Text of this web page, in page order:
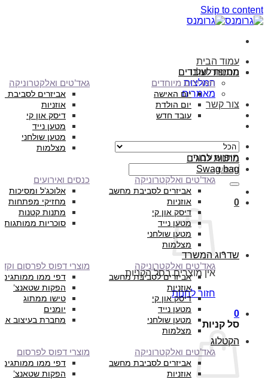
Skip to content
עמוד הבית
הסיפור שלנו
המלצות
מאמרים
צור קשר
חיפוש עבור:
0
אין מוצרים בסל הקניות.
חזור לחנות
0
סל קניות
מתנות לעובדים
תאריכים מיוחדים
יום האישה
יום הולדת
עובד חדש
גאד’טים ואלקטרוניקה
אביזרים לסביבת
אוזניות
דיסק און קי
מטען נייד
מטען שולחני
מצלמות
מתנות לחגים
Swag bag
גאד’טים ואלקטרוניקה
אביזרים לסביבת מחשב
אוזניות
דיסק און קי
מטען נייד
מטען שולחני
מצלמות
כנסים ואירועים
אלוכג’ל ומסיכות
מחזיקי מפתחות
מתנות קטנות
סוכריות ממותגות
שדרוג המשרד
גאד’טים ואלקטרוניקה
אביזרים לסביבת מחשב
אוזניות
דיסק און קי
מטען נייד
מטען שולחני
מצלמות
מוצרי דפוס לפרסום
דפי ממו ממותגים
הפקות שטאנצ’
טישו ממתוג
יומנים
מחברת בעיצוב
הקטלוג
גאד’טים ואלקטרוניקה
אביזרים לסביבת מחשב
אוזניות
מוצרי דפוס לפרסום
דפי ממו ממותגים
הפקות שטאנצ’